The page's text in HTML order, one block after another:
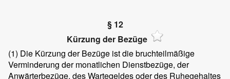
§ 12
Kürzung der Bezüge
(1) Die Kürzung der Bezüge ist die bruchteilmäßige
Verminderung der monatlichen Dienstbezüge, der
Anwärterbezüge, des Wartegeldes oder des Ruhegehaltes